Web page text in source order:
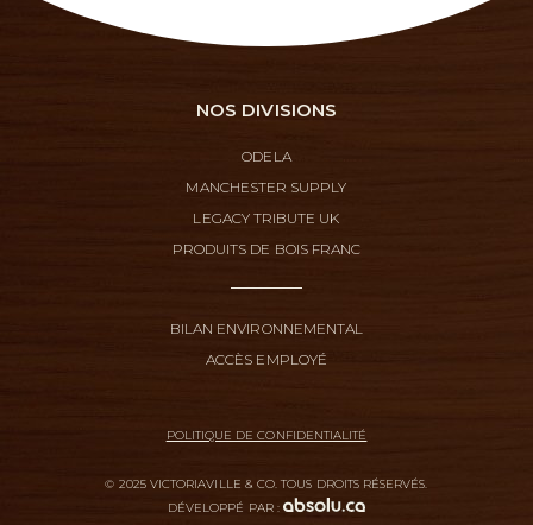
NOS DIVISIONS
ODELA
MANCHESTER SUPPLY
LEGACY TRIBUTE UK
PRODUITS DE BOIS FRANC
BILAN ENVIRONNEMENTAL
ACCÈS EMPLOYÉ
POLITIQUE DE CONFIDENTIALITÉ
© 2025 VICTORIAVILLE & CO. TOUS DROITS RÉSERVÉS.
DÉVELOPPÉ PAR :